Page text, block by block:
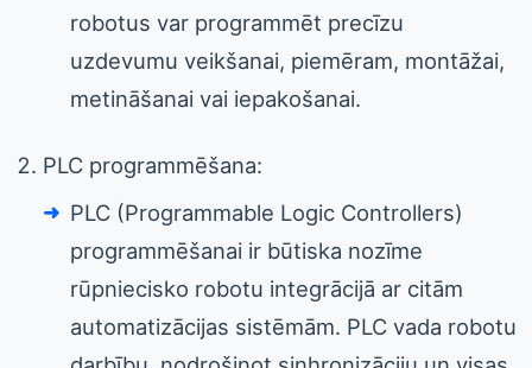
robotus var programmēt precīzu
uzdevumu veikšanai, piemēram, montāžai,
metināšanai vai iepakošanai.
PLC programmēšana:
PLC (Programmable Logic Controllers)
programmēšanai ir būtiska nozīme
rūpniecisko robotu integrācijā ar citām
automatizācijas sistēmām. PLC vada robotu